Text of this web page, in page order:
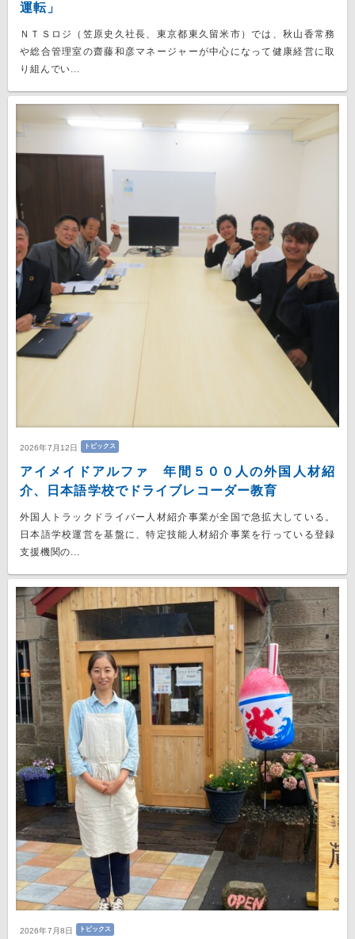
運転」
ＮＴＳロジ（笠原史久社長、東京都東久留米市）では、秋山香常務
や総合管理室の齋藤和彦マネージャーが中心になって健康経営に取
り組んでい...
2026年7月12日 トピックス
アイメイドアルファ 年間５００人の外国人材紹
介、日本語学校でドライブレコーダー教育
外国人トラックドライバー人材紹介事業が全国で急拡大している。
日本語学校運営を基盤に、特定技能人材紹介事業を行っている登録
支援機関の...
2026年7月8日 トピックス